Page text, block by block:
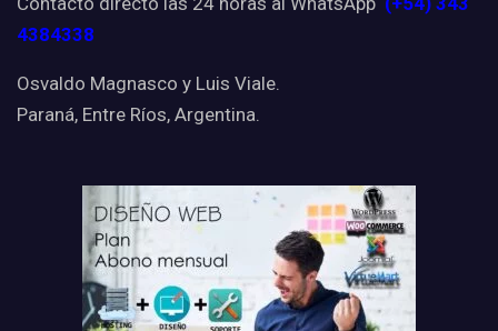
4384338
Osvaldo Magnasco y Luis Viale.
Paraná, Entre Ríos, Argentina.